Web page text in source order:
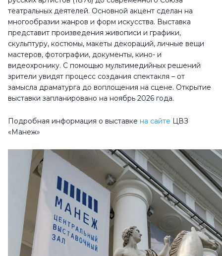
театральных деятелей. Основной акцент сделан на
многообразии жанров и форм искусства. Выставка
представит произведения живописи и графики,
скульптуру, костюмы, макеты декораций, личные вещи
мастеров, фотографии, документы, кино- и
видеохронику. С помощью мультимедийных решений
зрители увидят процесс создания спектакля – от
замысла драматурга до воплощения на сцене. Открытие
выставки запланировано на ноябрь 2026 года.
Подробная информация о выставке на сайте ЦВЗ
«Манеж»